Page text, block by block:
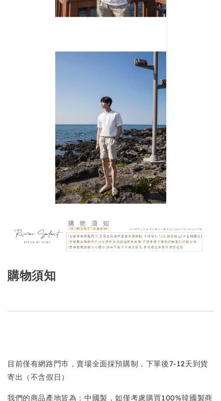
購物須知
目前僅有網路門市，賣場全面採預購制，下單後7-12天到貨
寄出（不含假日）
我們的商品產地皆為：中國製，如僅考慮購買100%韓國製商